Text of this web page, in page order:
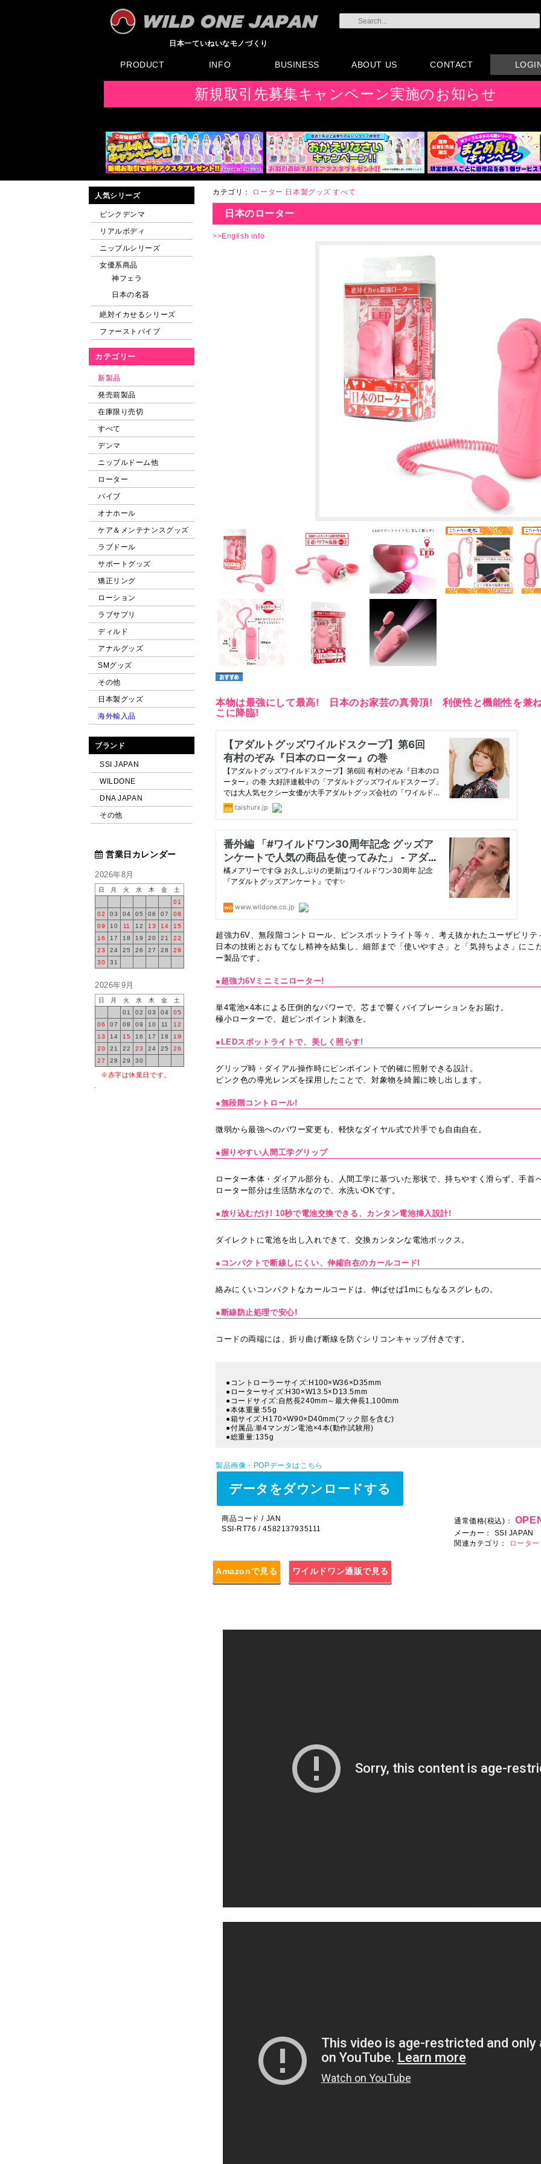
日本一ていねいなモノづくり
PRODUCT INFO
製品情報
お知らせ
イベント・展示会
メディア掲載
BUSINESS
会員登録
注文方法・卸売りにつ
いて
FAX注文書
カタログ
販促物配布
代理店契約について
ABOUT US
取り扱い店リスト
CONTACT
お問い合わせ
付属品販売(一般のお
客様向け)
アイディア募集
新規取引先募集キャンペーン実施のお知らせ
人気シリーズ
ピンクデンマ
リアルボディ
ニップルシリーズ
女優系商品
神フェラ
日本の名器
絶対イカせるシリーズ
ファーストバイブ
カテゴリー
新製品
発売前製品
在庫限り売切
すべて
デンマ
ニップルドーム他
ローター
バイブ
オナホール
ケア＆メンテナンスグッズ
ラブドール
サポートグッズ
矯正リング
ローション
ラブサプリ
ディルド
アナルグッズ
SMグッズ
その他
日本製グッズ
海外輸入品
ブランド
SSI JAPAN
WILDONE
DNA JAPAN
その他
営業日カレンダー
2026年8月
日 月 火 水 木 金
土
01
02
03 04 05 06 07
08
09
10 11 12 13 14
15
16
17 18 19 20 21
22
23
24 25 26 27 28
29
30
31
2026年9月
日 月 火 水 木 金
土
01
02 03 04
05
06
07 08 09 10 11
12
13
14 15 16 17 18
19
20
21 22 23 24 25
26
27
28 29 30
※赤字は休業日です。
カテゴリ： ローター 日本製グッズ すべて
日本のローター
>>English info
本物は最強にして最高! 日本のお家芸の真骨頂! 利便性と機能性を兼
こに降臨!
超強力6V、無段階コントロール、ピンスポットライト等々、考え抜かれたユーザビリ
日本の技術とおもてなし精神を結集し、細部まで「使いやすさ」と「気持ちよさ」にこ
ー製品です。
●超強力6Vミニミニローター!
単4電池×4本による圧倒的なパワーで、芯まで響くバイブレーションをお届け。
極小ローターで、超ピンポイント刺激を。
●LEDスポットライトで、美しく照らす!
グリップ時・ダイアル操作時にピンポイントで的確に照射できる設計。
ピンク色の導光レンズを採用したことで、対象物を綺麗に映し出します。
●無段階コントロール!
微弱から最強へのパワー変更も、軽快なダイヤル式で片手でも自由自在。
●握りやすい人間工学グリップ
ローター本体・ダイアル部分も、人間工学に基づいた形状で、持ちやすく滑らず、手首
ローター部分は生活防水なので、水洗いOKです。
●放り込むだけ! 10秒で電池交換できる、カンタン電池挿入設計!
ダイレクトに電池を出し入れできて、交換カンタンな電池ボックス。
●コンパクトで断線しにくい、伸縮自在のカールコード!
絡みにくいコンパクトなカールコードは、伸ばせば1mにもなるスグレもの。
●断線防止処理で安心!
コードの両端には、折り曲げ断線を防ぐシリコンキャップ付きです。
●コントローラーサイズ:H100×W36×D35mm
●ローターサイズ:H30×W13.5×D13.5mm
●コードサイズ:自然長240mm～最大伸長1,100mm
●本体重量:55g
●箱サイズ:H170×W90×D40mm(フック部を含む)
●付属品:単4マンガン電池×4本(動作試験用)
●総重量:135g
製品画像・POPデータはこちら
データをダウンロードする
商品コード / JAN
SSI-RT76 / 4582137935111
通常価格(税込)：
メーカー：
SSI JAPAN
関連カテゴリ：
ローター
Amazonで見る ワイルドワン通販で見る